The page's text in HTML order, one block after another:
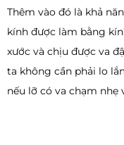
Thêm vào đó là khả
kính được làm bằng
xước và chịu được va
ta không cần phải lo
nếu lỡ có va chạm nhẹ